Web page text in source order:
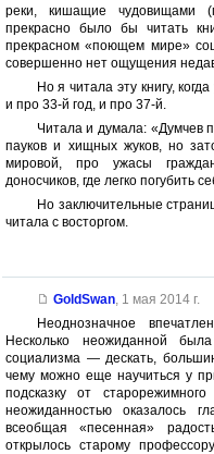
реки, кишащие чудовищами
прекрасно было бы читать
прекрасном «поющем мире»
совершенно нет ощущения
Но я читала эту книгу,
и про 33-й год, и про 37-й.
Читала и думала: «Думчев
пауков и хищных жуков, но
мировой, про ужасы
доносчиков, где легко погубить
Но заключительные
читала с восторгом.
GoldSwan, 1 мая 2014 г.
Неоднозначное
Несколько неожиданной
социализма — дескать,
чему можно еще научиться у
подсказку от
неожиданностью оказалось
всеобщая «песенная»
открылось старому